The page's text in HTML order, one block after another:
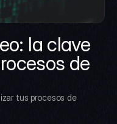
la clave
de
tus procesos de